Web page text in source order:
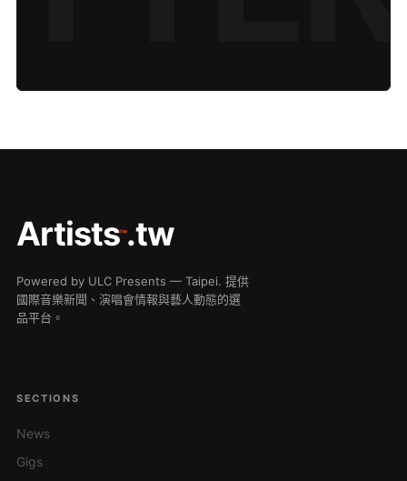
Artists™.tw
Powered by ULC Presents — Taipei. 提供
國際音樂新聞、演唱會情報與藝人動態的選
品平台。
SECTIONS
News
Gigs